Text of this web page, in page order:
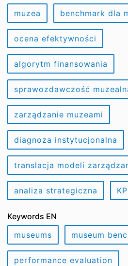
muzea
benchmark dla
ocena efektywności
algorytm finansowania
sprawozdawczość
zarządzanie muzeami
diagnoza instytucjonalna
translacja modeli
analiza strategiczna
Keywords EN
museums
museum
performance evaluation